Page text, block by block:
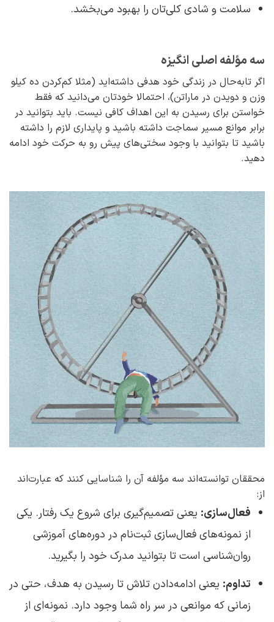
سلامت و شادی کلی‌تان را بهبود می‌بخشد.
سه مؤلفه‌ اصلی انگیزه
اگر تابه‌حال در زندگی خود هدفی داشته‌اید (مثلا کم‌کردن ده کیلو
وزن و دویدن در ماراتن)، احتمالا خودتان می‌دانید که فقط
خواستن برای رسیدن به این اهداف کافی نیست. باید بتوانید در
برابر موانع مسیر سماجت داشته ‌باشید و پایداری لازم را داشته‌
باشید تا بتوانید با وجود سختی‌های پیش رو به حرکت خود ادامه
دهید.
محققان توانسته‌اند سه مؤلفه‌ آن را شناسایی کنند که عبارت‌اند
از:
فعال‌سازی: یعنی تصمیم‌گیری برای شروع یک رفتار. یکی
از نمونه‌های فعال‌سازی ثبت‌نام در دوره‌‌های آموزشی
روان‌شناسی است تا بتوانید مدرک خود را بگیرید.
تداوم: یعنی ادامه‌دادن تلاش تا رسیدن به هدف، حتی در
زمانی که موانعی در سر راه شما وجود دارد. نمونه‌ای از